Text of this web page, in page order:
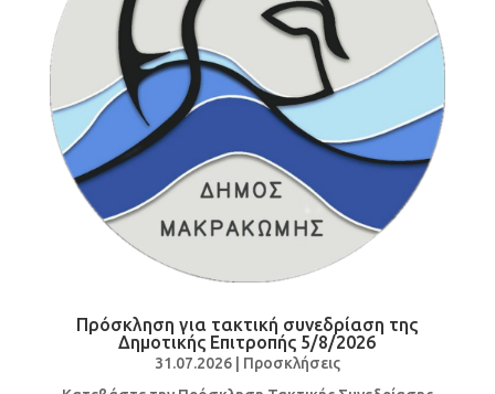
Πρόσκληση για τακτική συνεδρίαση της
Δημοτικής Επιτροπής 5/8/2026
31.07.2026| Προσκλήσεις